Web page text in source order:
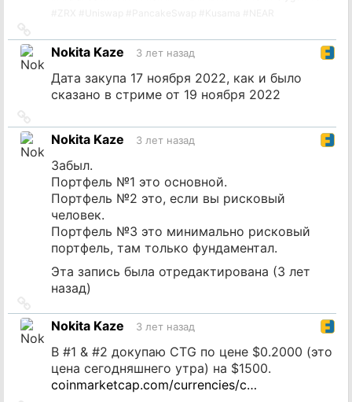
на
источник
Nokita Kaze 3 лет назад
Дата закупа 17 ноября 2022, как и было
сказано в стриме от 19 ноября 2022
на
источник
Nokita Kaze 3 лет назад
Забыл.
Портфель №1 это основной.
Портфель №2 это, если вы рисковый
человек.
Портфель №3 это минимально рисковый
портфель, там только фундаментал.
Эта запись была отредактирована (3 лет
назад)
на
источник
Nokita Kaze 3 лет назад
В #1 & #2 докупаю CTG по цене $0.2000 (это
цена сегодняшнего утра) на $1500.
coinmarketcap.com/currencies/c…